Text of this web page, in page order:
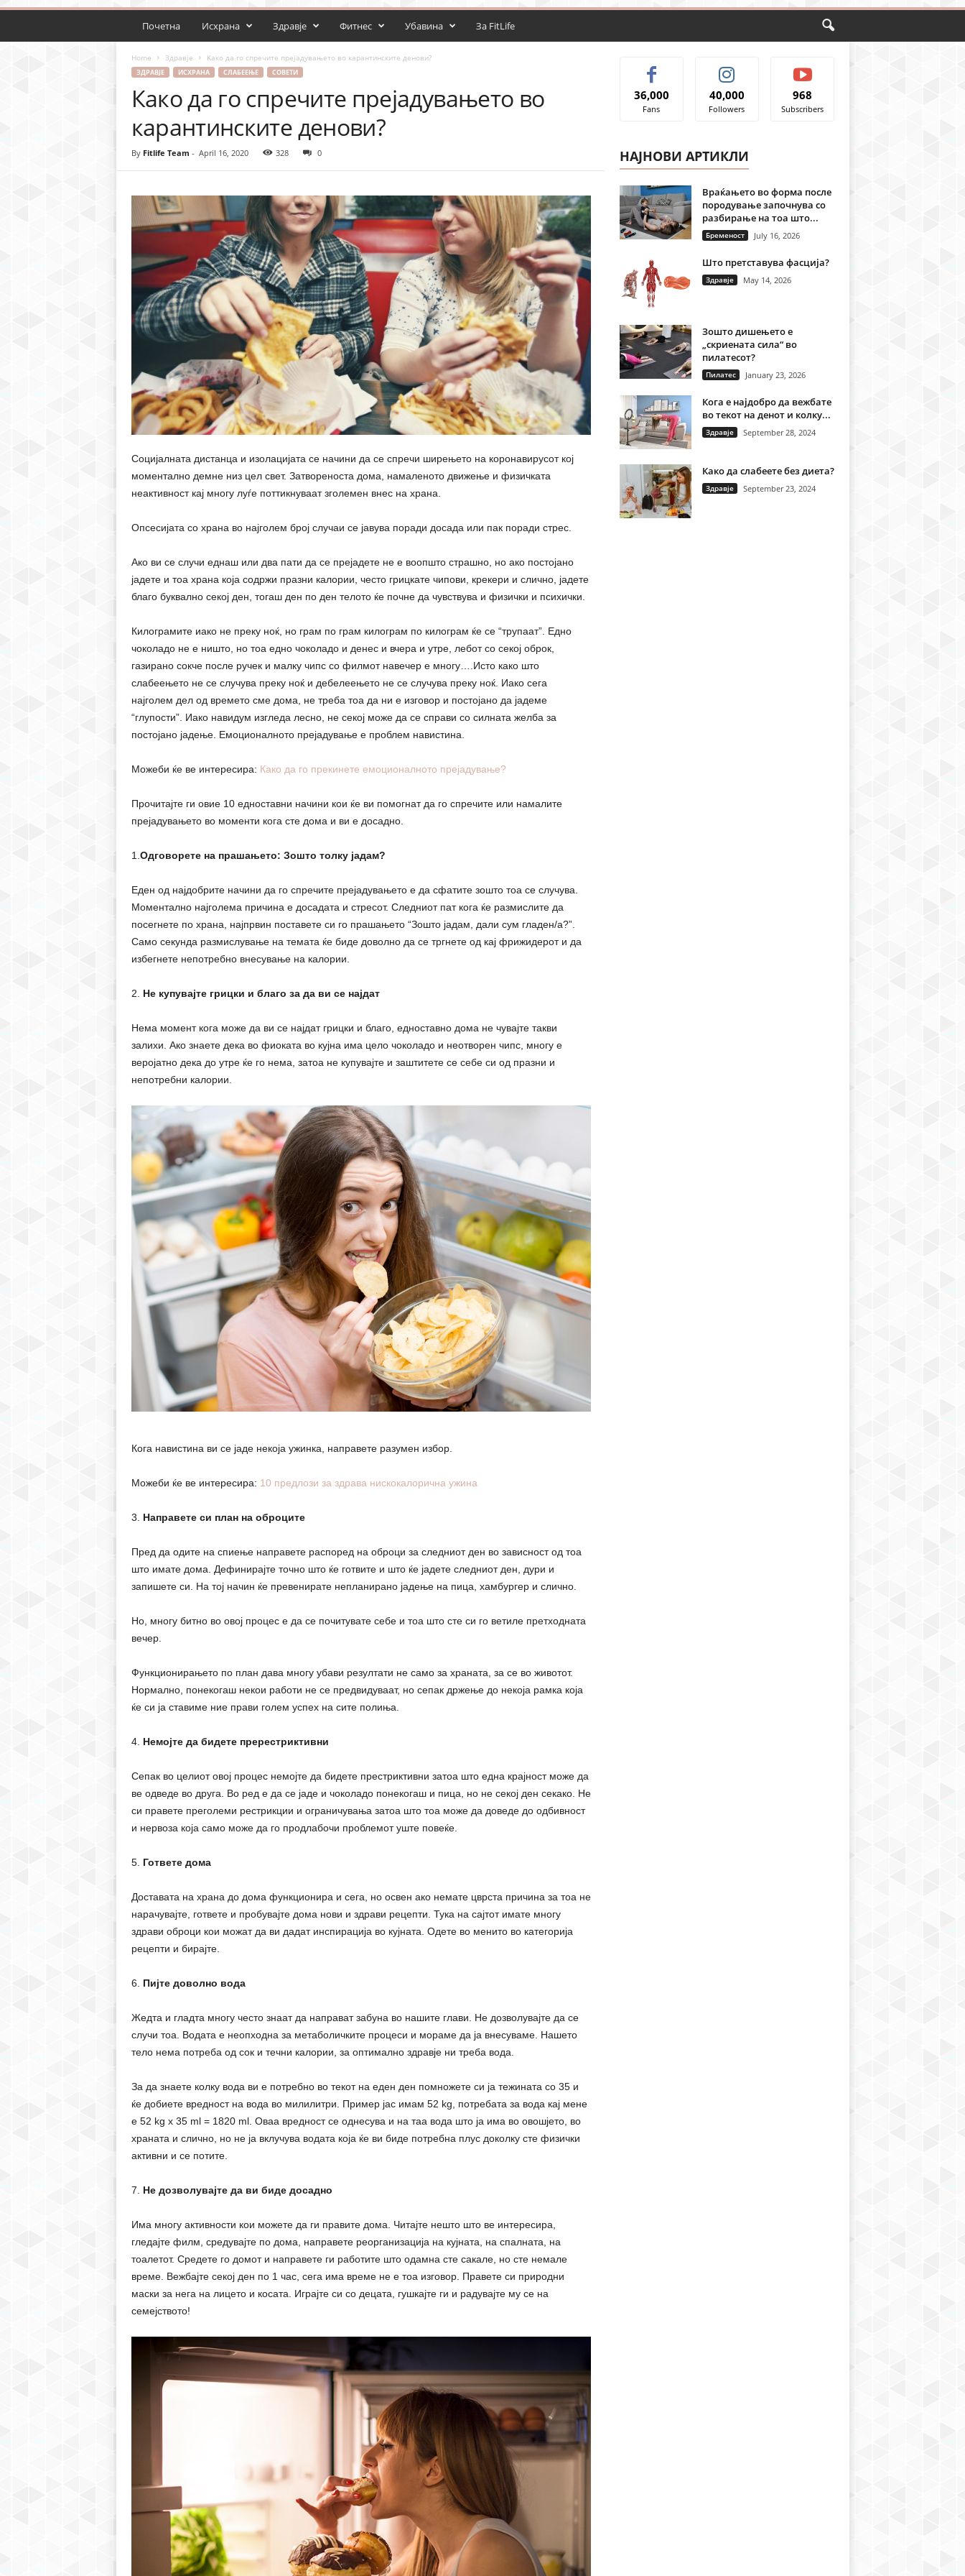
Почетна Исхрана Здравје Фитнес Убавина За FitLife
Home Здравје Како да го спречите прејадувањето во карантинските денови?
ЗДРАВЈЕ ИСХРАНА СЛАБЕЕЊЕ СОВЕТИ
Како да го спречите прејадувањето во
карантинските денови?
By Fitlife Team - April 16, 2020 328 0
Социјалната дистанца и изолацијата се начини да се спречи ширењето на коронавирусот кој
моментално демне низ цел свет. Затвореноста дома, намаленото движење и физичката
неактивност кај многу луѓе поттикнуваат зголемен внес на храна.
Опсесијата со храна во најголем број случаи се јавува поради досада или пак поради стрес.
Ако ви се случи еднаш или два пати да се прејадете не е воопшто страшно, но ако постојано
јадете и тоа храна која содржи празни калории, често грицкате чипови, крекери и слично, јадете
благo буквално секој ден, тогаш ден по ден телото ќе почне да чувствува и физички и психички.
Килограмите иако не преку ноќ, но грам по грам килограм по килограм ќе се “трупаат”. Едно
чоколадо не е ништо, но тоа едно чоколадо и денес и вчера и утре, лебот со секој оброк,
газирано сокче после ручек и малку чипс со филмот навечер е многу….Исто како што
слабеењето не се случува преку ноќ и дебелеењето не се случува преку ноќ. Иако сега
најголем дел од времето сме дома, не треба тоа да ни е изговор и постојано да јадеме
“глупости”. Иако навидум изгледа лесно, не секој може да се справи со силната желба за
постојано јадење. Емоционалното прејадување е проблем навистина.
Можеби ќе ве интересира: Како да го прекинете емоционалното прејадување?
Прочитајте ги овие 10 едноставни начини кои ќе ви помогнат да го спречите или намалите
прејадувањето во моменти кога сте дома и ви е досадно.
1. Одговорете на прашањето: Зошто толку јадам?
Еден од најдобрите начини да го спречите прејадувањето е да сфатите зошто тоа се случува.
Моментално најголема причина е досадата и стресот. Следниот пат кога ќе размислите да
посегнете по храна, најпрвин поставете си го прашањето “Зошто јадам, дали сум гладен/а?”.
Само секунда размислување на темата ќе биде доволно да се тргнете од кај фрижидерот и да
избегнете непотребно внесување на калории.
2. Не купувајте грицки и благо за да ви се најдат
Нема момент кога може да ви се најдат грицки и благо, едноставно дома не чувајте такви
залихи. Ако знаете дека во фиоката во кујна има цело чоколадо и неотворен чипс, многу е
веројатно дека до утре ќе го нема, затоа не купувајте и заштитете се себе си од празни и
непотребни калории.
Кога навистина ви се јаде некоја ужинка, направете разумен избор.
Можеби ќе ве интересира: 10 предлози за здрава нискокалорична ужина
3. Направете си план на оброците
Пред да одите на спиење направете распоред на оброци за следниот ден во зависност од тоа
што имате дома. Дефинирајте точно што ќе готвите и што ќе јадете следниот ден, дури и
запишете си. На тој начин ќе превенирате непланирано јадење на пица, хамбургер и слично.
Но, многу битно во овој процес е да се почитувате себе и тоа што сте си го ветиле претходната
вечер.
Функционирањето по план дава многу убави резултати не само за храната, за се во животот.
Нормално, понекогаш некои работи не се предвидуваат, но сепак држење до некоја рамка која
ќе си ја ставиме ние прави голем успех на сите полиња.
4. Немојте да бидете пререстриктивни
Сепак во целиот овој процес немојте да бидете престриктивни затоа што една крајност може да
ве одведе во друга. Во ред е да се јаде и чоколадо понекогаш и пица, но не секој ден секако. Не
си правете преголеми рестрикции и ограничувања затоа што тоа може да доведе до одбивност
и нервоза која само може да го продлабочи проблемот уште повеќе.
5. Гответе дома
Доставата на храна до дома функционира и сега, но освен ако немате цврста причина за тоа не
нарачувајте, гответе и пробувајте дома нови и здрави рецепти. Тука на сајтот имате многу
здрави оброци кои можат да ви дадат инспирација во кујната. Одете во менито во категорија
рецепти и бирајте.
6. Пијте доволно вода
Жедта и гладта многу често знаат да направат забуна во нашите глави. Не дозволувајте да се
случи тоа. Водата е неопходна за метаболичките процеси и мораме да ја внесуваме. Нашето
тело нема потреба од сок и течни калории, за оптимално здравје ни треба вода.
За да знаете колку вода ви е потребно во текот на еден ден помножете си ја тежината со 35 и
ќе добиете вредност на вода во милилитри. Пример јас имам 52 kg, потребата за вода кај мене
е 52 kg х 35 ml = 1820 ml. Оваа вредност се однесува и на таа вода што ја има во овошјето, во
храната и слично, но не ја вклучува водата која ќе ви биде потребна плус доколку сте физички
активни и се потите.
7. Не дозволувајте да ви биде досадно
Има многу активности кои можете да ги правите дома. Читајте нешто што ве интересира,
гледајте филм, средувајте по дома, направете реорганизација на кујната, на спалната, на
тоалетот. Средете го домот и направете ги работите што одамна сте сакале, но сте немале
време. Вежбајте секој ден по 1 час, сега има време не е тоа изговор. Правете си природни
маски за нега на лицето и косата. Играјте си со децата, гушкајте ги и радувајте му се на
семејството!
36,000
Fans
40,000
Followers
968
Subscribers
НАЈНОВИ АРТИКЛИ
Враќањето во форма после
породување започнува со
разбирање на тоа што...
Бременост July 16, 2026
Што претставува фасција?
Здравје May 14, 2026
Зошто дишењето е
„скриената сила“ во
пилатесот?
Пилатес January 23, 2026
Кога е најдобро да вежбате
во текот на денот и колку...
Здравје September 28, 2024
Како да слабеете без диета?
Здравје September 23, 2024